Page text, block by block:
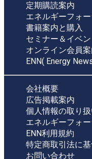
定期購読案内
エネルギーフォ
書籍案内と購入
セミナー＆イベ
オンライン会員
ENN( Energy
会社概要
広告掲載案内
個人情報の取り
エネルギーフォ
ENN利用規約
特定商取引法に
お問い合わせ